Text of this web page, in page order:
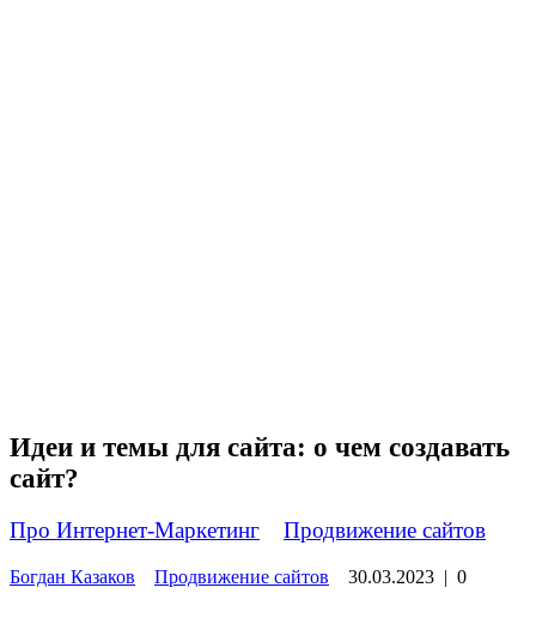
Идеи и темы для сайта: о чем создавать
сайт?
Про Интернет-Маркетинг Продвижение сайтов
Богдан Казаков Продвижение сайтов 30.03.2023 | 0